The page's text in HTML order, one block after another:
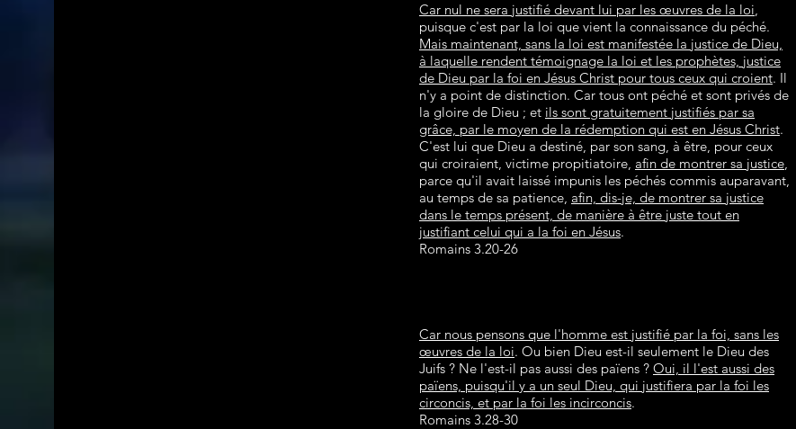
Car nul ne sera justifié devant lui par les œuvres de la loi,
puisque c'est par la loi que vient la connaissance du péché.
Mais maintenant, sans la loi est manifestée la justice de Dieu,
à laquelle rendent témoignage la loi et les prophètes, justice
de Dieu par la foi en Jésus Christ pour tous ceux qui croient. Il
n'y a point de distinction. Car tous ont péché et sont privés de
la gloire de Dieu ; et ils sont gratuitement justifiés par sa
grâce, par le moyen de la rédemption qui est en Jésus Christ.
C'est lui que Dieu a destiné, par son sang, à être, pour ceux
qui croiraient, victime propitiatoire, afin de montrer sa justice,
parce qu'il avait laissé impunis les péchés commis auparavant,
au temps de sa patience, afin, dis-je, de montrer sa justice
dans le temps présent, de manière à être juste tout en
justifiant celui qui a la foi en Jésus.
Romains 3.20-26
Car nous pensons que l'homme est justifié par la foi, sans les
œuvres de la loi. Ou bien Dieu est-il seulement le Dieu des
Juifs ? Ne l'est-il pas aussi des païens ? Oui, il l'est aussi des
païens, puisqu'il y a un seul Dieu, qui justifiera par la foi les
circoncis, et par la foi les incirconcis.
Romains 3.28-30